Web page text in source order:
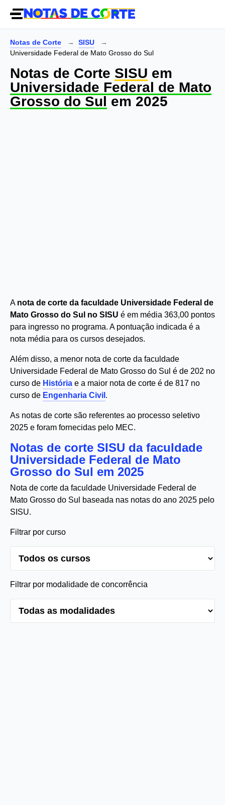
Notas de Corte
SISU
Universidade Federal de Mato Grosso do Sul
Notas de Corte SISU em
Universidade Federal de Mato
Grosso do Sul em 2025
A nota de corte da faculdade Universidade Federal de
Mato Grosso do Sul no SISU é em média 363,00 pontos
para ingresso no programa. A pontuação indicada é a
nota média para os cursos desejados.
Além disso, a menor nota de corte da faculdade
Universidade Federal de Mato Grosso do Sul é de 202 no
curso de História e a maior nota de corte é de 817 no
curso de Engenharia Civil .
As notas de corte são referentes ao processo seletivo
2025 e foram fornecidas pelo MEC.
Notas de corte SISU da faculdade
Universidade Federal de Mato
Grosso do Sul em 2025
Nota de corte da faculdade Universidade Federal de
Mato Grosso do Sul baseada nas notas do ano 2025 pelo
SISU.
Filtrar por curso
Filtrar por modalidade de concorrência